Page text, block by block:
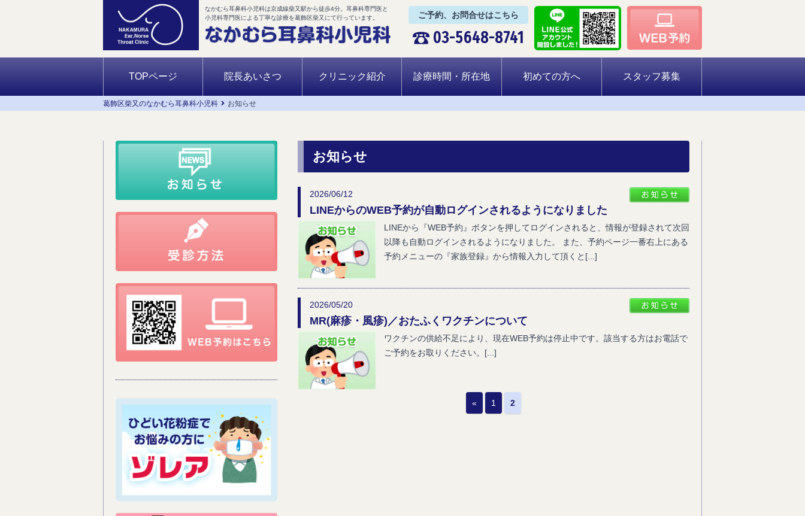
なかむら耳鼻科小児科は京成線柴又駅から徒歩4分。耳鼻科専門医と
小児科専門医による丁寧な診療を葛飾区柴又にて行っています。
ご予約、お問合せはこちら
03-5648-8741
TOPページ 院長あいさつ クリニック紹介 診療時間・所在地 初めての方へ スタッフ募集
葛飾区柴又のなかむら耳鼻科小児科 お知らせ
お知らせ
2026/06/12
LINEからのWEB予約が自動ログインされるようになりました
LINEから『WEB予約』ボタンを押してログインされると、情報が登録されて次回
以降も自動ログインされるようになりました。 また、予約ページ一番右上にある
予約メニューの『家族登録』から情報入力して頂くと[...]
2026/05/20
MR(麻疹・風疹)／おたふくワクチンについて
ワクチンの供給不足により、現在WEB予約は停止中です。該当する方はお電話で
ご予約をお取りください。[...]
« 1 2